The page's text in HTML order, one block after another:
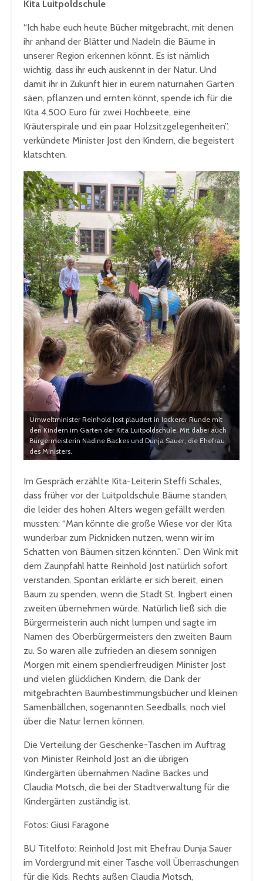
Kita Luitpoldschule
“Ich habe euch heute Bücher mitgebracht, mit denen
ihr anhand der Blätter und Nadeln die Bäume in
unserer Region erkennen könnt. Es ist nämlich
wichtig, dass ihr euch auskennt in der Natur. Und
damit ihr in Zukunft hier in eurem naturnahen Garten
säen, pflanzen und ernten könnt, spende ich für die
Kita 4.500 Euro für zwei Hochbeete, eine
Kräuterspirale und ein paar Holzsitzgelegenheiten”,
verkündete Minister Jost den Kindern, die begeistert
klatschten.
Umweltminister Reinhold Jost plaudert in lockerer Runde mit
den Kindern im Garten der Kita Luitpoldschule. Mit dabei auch
Bürgermeisterin Nadine Backes und Dunja Sauer, die Ehefrau
des Ministers.
Im Gespräch erzählte Kita-Leiterin Steffi Schales,
dass früher vor der Luitpoldschule Bäume standen,
die leider des hohen Alters wegen gefällt werden
mussten: “Man könnte die große Wiese vor der Kita
wunderbar zum Picknicken nutzen, wenn wir im
Schatten von Bäumen sitzen könnten.” Den Wink mit
dem Zaunpfahl hatte Reinhold Jost natürlich sofort
verstanden. Spontan erklärte er sich bereit, einen
Baum zu spenden, wenn die Stadt St. Ingbert einen
zweiten übernehmen würde. Natürlich ließ sich die
Bürgermeisterin auch nicht lumpen und sagte im
Namen des Oberbürgermeisters den zweiten Baum
zu. So waren alle zufrieden an diesem sonnigen
Morgen mit einem spendierfreudigen Minister Jost
und vielen glücklichen Kindern, die Dank der
mitgebrachten Baumbestimmungsbücher und kleinen
Samenbällchen, sogenannten Seedballs, noch viel
über die Natur lernen können.
Die Verteilung der Geschenke-Taschen im Auftrag
von Minister Reinhold Jost an die übrigen
Kindergärten übernahmen Nadine Backes und
Claudia Motsch, die bei der Stadtverwaltung für die
Kindergärten zuständig ist.
Fotos: Giusi Faragone
BU Titelfoto: Reinhold Jost mit Ehefrau Dunja Sauer
im Vordergrund mit einer Tasche voll Überraschungen
für die Kids. Rechts außen Claudia Motsch,